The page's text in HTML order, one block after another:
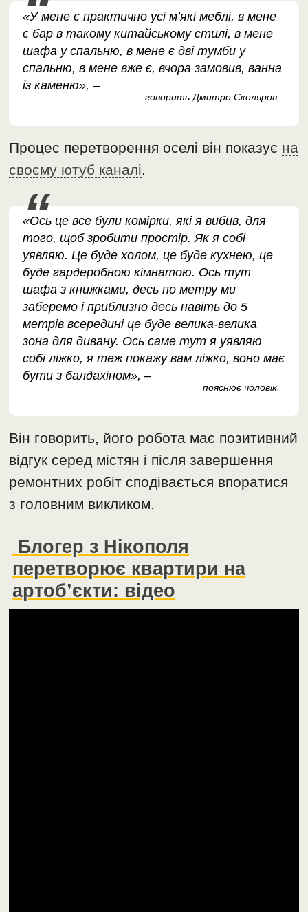
«У мене є практично усі м’які меблі, в мене
є бар в такому китайському стилі, в мене
шафа у спальню, в мене є дві тумби у
спальню, в мене вже є, вчора замовив, ванна
із каменю», –
говорить Дмитро Сколяров.
Процес перетворення оселі він показує на
своєму ютуб каналі
«Ось це все були комірки, які я вибив, для
того, щоб зробити простір. Як я собі
уявляю. Це буде холом, це буде кухнею, це
буде гардеробною кімнатою. Ось тут
шафа з книжками, десь по метру ми
заберемо і приблизно десь навіть до 5
метрів всередині це буде велика-велика
зона для дивану. Ось саме тут я уявляю
собі ліжко, я теж покажу вам ліжко, воно має
бути з балдахіном», –
пояснює чоловік.
Він говорить, його робота має позитивний
відгук серед містян і після завершення
ремонтних робіт сподівається впоратися
з головним викликом.
Блогер з Нікополя
перетворює квартири на
артоб’єкти: відео